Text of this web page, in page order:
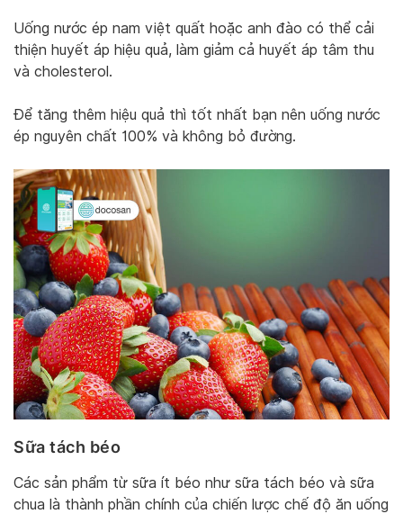
Uống nước ép nam việt quất hoặc anh đào có thể cải
thiện huyết áp hiệu quả, làm giảm cả huyết áp tâm thu
và cholesterol.
Để tăng thêm hiệu quả thì tốt nhất bạn nên uống nước
ép nguyên chất 100% và không bỏ đường.
Sữa tách béo
Các sản phẩm từ sữa ít béo như sữa tách béo và sữa
chua là thành phần chính của chiến lược chế độ ăn uống